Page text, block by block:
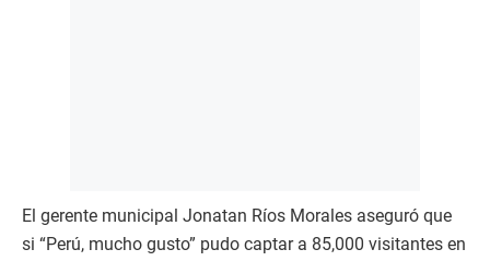
El gerente municipal Jonatan Ríos Morales aseguró que
si “Perú, mucho gusto” pudo captar a 85,000 visitantes en